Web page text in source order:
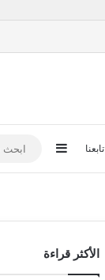
تابعنا إضافة
الأكثر قراءة